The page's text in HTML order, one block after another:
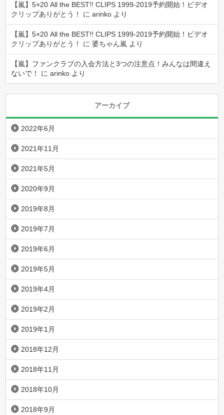
【嵐】5×20 All the BEST!! CLIPS 1999-2019予約開始！ビデオ
クリップありがとう！
にarinko より
【嵐】5×20 All the BEST!! CLIPS 1999-2019予約開始！ビデオ
クリップありがとう！
に婆ちゃん嵐 より
【嵐】ファンクラブの入会方法と3つの注意点！みんなは間違え
ないで！
にarinko より
アーカイブ
2022年6月
2021年11月
2021年5月
2020年9月
2019年8月
2019年7月
2019年6月
2019年5月
2019年4月
2019年2月
2019年1月
2018年12月
2018年11月
2018年10月
2018年9月